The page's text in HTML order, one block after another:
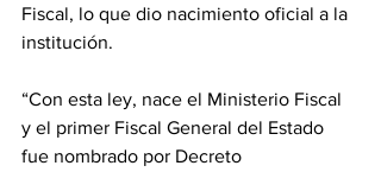
Fiscal, lo que dio nacimiento oficial a la
institución.
“Con esta ley, nace el Ministerio Fiscal
y el primer Fiscal General del Estado
fue nombrado por Decreto